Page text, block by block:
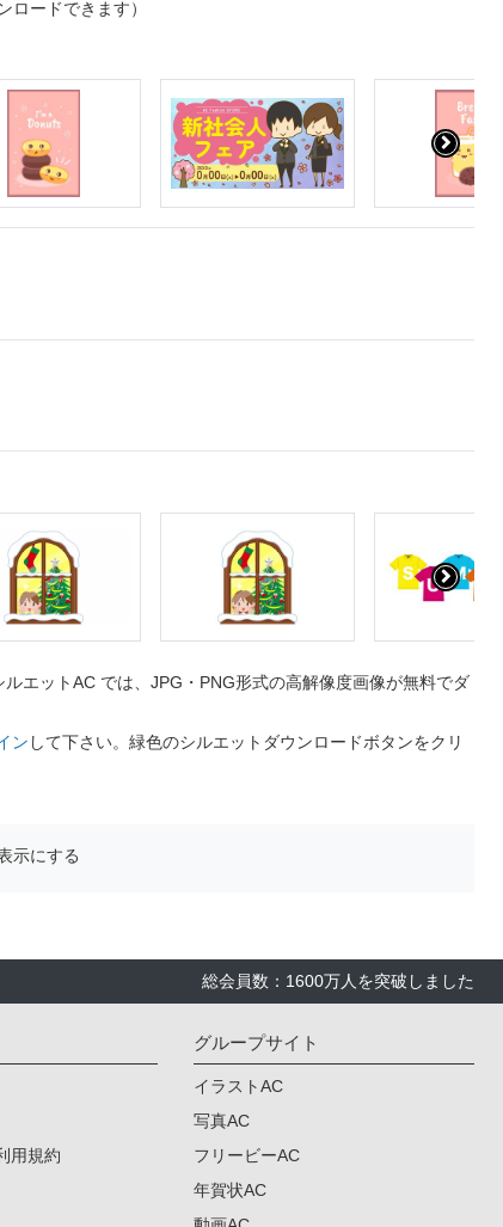
ロードできます）
エットAC では、JPG・PNG形式の高解像度画像が無料でダ
ン して下さい。緑色のシルエットダウンロードボタンをクリ
示にする
総会員数：1600万人を突破しました
用規約
グループサイト
イラストAC
写真AC
フリービーAC
年賀状AC